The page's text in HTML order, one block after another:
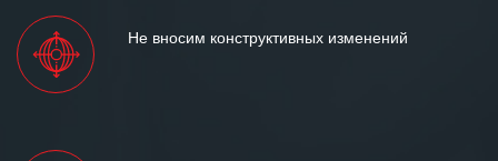
Не вносим конструктивных изменений